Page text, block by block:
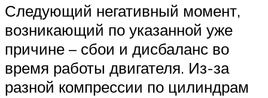
Следующий негативный момент,
возникающий по указанной уже
причине – сбои и дисбаланс во
время работы двигателя. Из-за
разной компрессии по цилиндрам